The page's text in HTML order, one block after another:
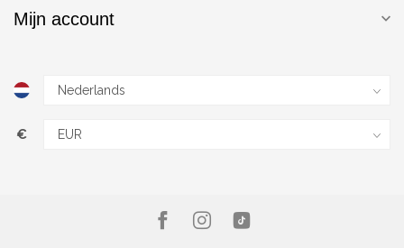
Mijn account
€